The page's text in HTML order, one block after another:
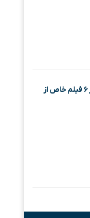
تجزیه و تحلیل رنگ ها در ۶ فیلم خاص از